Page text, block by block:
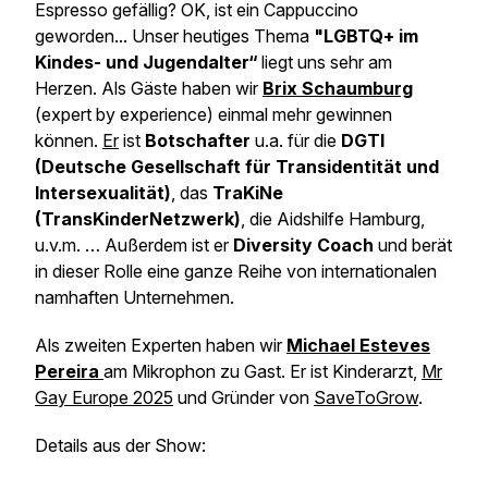
Espresso gefällig? OK, ist ein Cappuccino
geworden... Unser heutiges Thema "LGBTQ+ im
Kindes- und Jugendalter“ liegt uns sehr am
Herzen. Als Gäste haben wir Brix Schaumburg
(expert by experience) einmal mehr gewinnen
können. Erist Botschafter u.a. für die DGTI
(Deutsche Gesellschaft für Transidentität und
Intersexualität), das TraKiNe
(TransKinderNetzwerk), die Aidshilfe Hamburg,
u.v.m. … Außerdem ist er Diversity Coach und berät
in dieser Rolle eine ganze Reihe von internationalen
namhaften Unternehmen.
Als zweiten Experten haben wir Michael Esteves
Pereira am Mikrophon zu Gast. Er ist Kinderarzt, Mr
Gay Europe 2025 und Gründer von SaveToGrow.
Details aus der Show: